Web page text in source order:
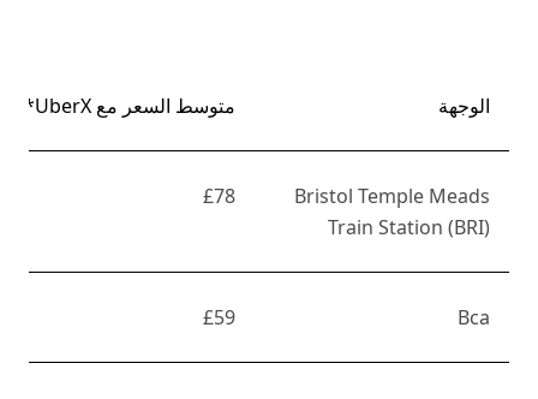
الوجهة متوسط السعر مع UberX*
Bristol Temple Meads
Train Station (BRI)
£78
Bca
£59